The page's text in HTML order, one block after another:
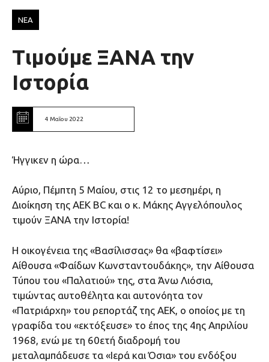
ΝΕΑ
Τιμούμε ΞΑΝΑ την
Ιστορία
4 Μαΐου 2022
Ήγγικεν η ώρα…
Αύριο, Πέμπτη 5 Μαίου, στις 12 το μεσημέρι, η
Διοίκηση της ΑΕΚ BC και ο κ. Μάκης Αγγελόπουλος
τιμούν ΞΑΝΑ την Ιστορία!
Η οικογένεια της «Βασίλισσας» θα «βαφτίσει»
Αίθουσα «Φαίδων Κωνσταντουδάκης», την Αίθουσα
Τύπου του «Παλατιού» της, στα Άνω Λιόσια,
τιμώντας αυτοθέλητα και αυτονόητα τον
«Πατριάρχη» του ρεπορτάζ της ΑΕΚ, ο οποίος με τη
γραφίδα του «εκτόξευσε» το έπος της 4ης Απριλίου
1968, ενώ με τη 60ετή διαδρομή του
μεταλαμπάδευσε τα «Ιερά και Όσια» του ενδόξου